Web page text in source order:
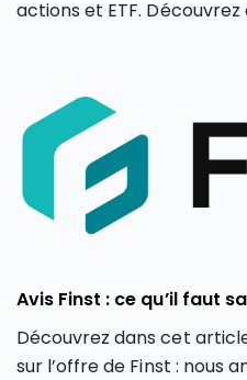
actions et ETF.
Avis Finst : ce qu’il faut
Découvrez dans cet
sur l’offre de Finst : nous